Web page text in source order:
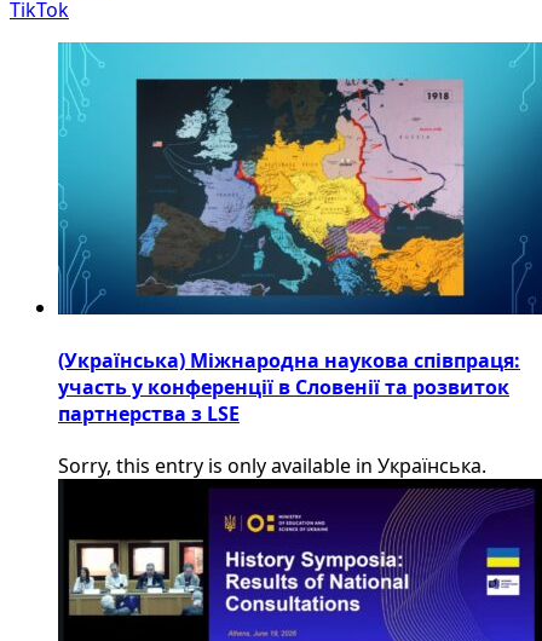
TikTok
(Українська) Міжнародна наукова співпраця:
участь у конференції в Словенії та розвиток
партнерства з LSE
Sorry, this entry is only available in Українська.